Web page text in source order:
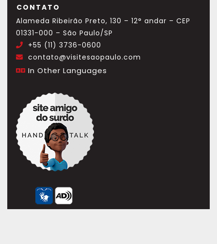
CONTATO
Alameda Ribeirão Preto, 130 – 12° andar – CEP
01331-000 – São Paulo/SP
+55 (11) 3736-0600
contato@visitesaopaulo.com
In Other Languages